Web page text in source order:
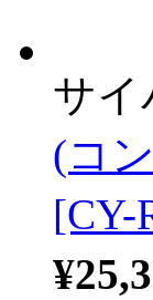
サイ
(コ
[CY-